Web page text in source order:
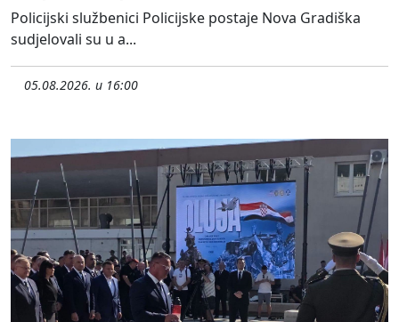
Policijski službenici Policijske postaje Nova Gradiška
sudjelovali su u a...
05.08.2026. u 16:00